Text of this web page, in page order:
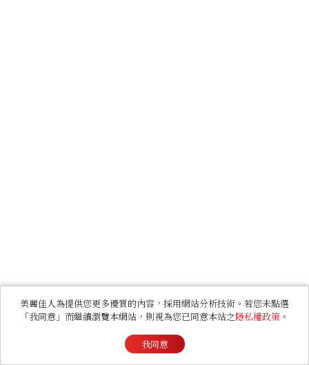
美麗佳人為提供您更多優質的內容，採用網站分析技術。若您未點選
「我同意」而繼續瀏覽本網站，則視為您已同意本站之隱私權政策 。
我同意